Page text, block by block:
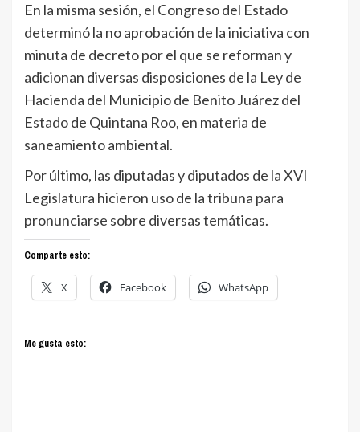
En la misma sesión, el Congreso del Estado
determinó la no aprobación de la iniciativa con
minuta de decreto por el que se reforman y
adicionan diversas disposiciones de la Ley de
Hacienda del Municipio de Benito Juárez del
Estado de Quintana Roo, en materia de
saneamiento ambiental.
Por último, las diputadas y diputados de la XVI
Legislatura hicieron uso de la tribuna para
pronunciarse sobre diversas temáticas.
Comparte esto:
X Facebook WhatsApp
Me gusta esto: